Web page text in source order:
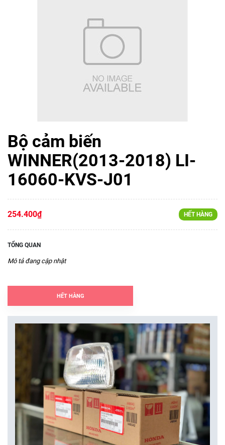
Bộ cảm biến
WINNER(2013-2018) LI-
16060-KVS-J01
254.400₫ HẾT HÀNG
TỔNG QUAN
Mô tả đang cập nhật
HẾT HÀNG